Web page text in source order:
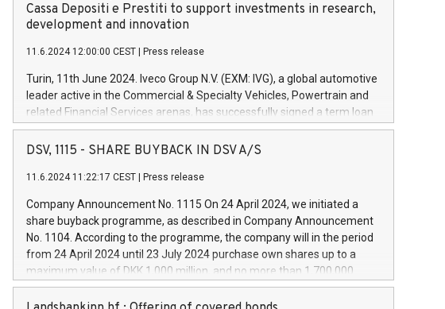
Cassa Depositi e Prestiti to support investments in research,
development and innovation
11.6.2024 12:00:00 CEST Press release
Turin, 11th June 2024. Iveco Group N.V. (EXM: IVG), a global automotive
leader active in the Commercial & Specialty Vehicles, Powertrain and
related Financial Services arenas, has successfully signed a term loan
facility of 150 million euros with Cassa Depositi e Prestiti (CDP), for the
creation of new projects in Italy dedicated to research, development
Iveco Group will develop innovative technologies and architectures in
autonomous driving, digitalisation and vehicle connectivity aimed at
increasing efficiency, safety, driving comfort and productivity. The
financed investments, which will have a 5-year amortising profile, will
be made by Iveco Group in Italy by the end of 2025. Iveco Group N.V.
(EXM: IVG) is the home of unique people and brands that power your
DSV, 1115 - SHARE BUYBACK IN DSV A/S
11.6.2024 11:22:17 CEST Press release
Company Announcement No. 1115 On 24 April 2024, we initiated a
share buyback programme, as described in Company Announcement
No. 1104. According to the programme, the company will in the period
from 24 April 2024 until 23 July 2024 purchase own shares up to a
maximum value of DKK 1,000 million, and no more than 1,700,000
shares, corresponding to 0.79% of the share capital at
commencement of the programme. The programme has been